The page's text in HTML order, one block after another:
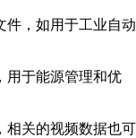
件，如用于工业自动
用于能源管理和优
相关的视频数据也可